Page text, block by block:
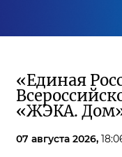
«Единая
«ЖЭКА.
07 августа 2026,